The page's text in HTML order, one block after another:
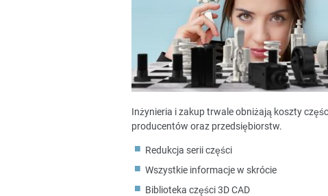
Inżynieria i zakup trwale obniżają koszty
producentów oraz przedsiębiorstw.
Redukcja serii części
Wszystkie informacje w skrócie
Biblioteka części 3D CAD